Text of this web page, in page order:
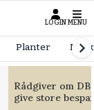
LOGIN MENU
Planter
Rådgiver om
give store